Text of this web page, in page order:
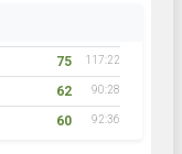
75 117:22
62 90:28
60 92:36